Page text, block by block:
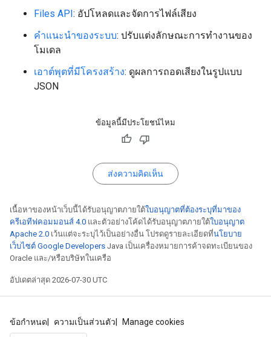
Files API: อัปโหลดและจัดการไฟล์เสียง
คำแนะนำของระบบ: ปรับแต่งลักษณะการทำงานของ
โมเดล
เอาต์พุตที่มีโครงสร้าง: ดูผลการถอดเสียงในรูปแบบ
JSON
ข้อมูลนี้มีประโยชน์ไหม
ส่งความคิดเห็น
เนื้อหาของหน้าเว็บนี้ได้รับอนุญาตภายใต้ใบอนุญาตที่ต้องระบุที่มาของ
ครีเอทีฟคอมมอนส์ 4.0 และตัวอย่างโค้ดได้รับอนุญาตภายใต้ใบอนุญาต
Apache 2.0 เว้นแต่จะระบุไว้เป็นอย่างอื่น โปรดดูรายละเอียดที่นโยบาย
เว็บไซต์ Google Developers Java เป็นเครื่องหมายการค้าจดทะเบียนของ
Oracle และ/หรือบริษัทในเครือ
อัปเดตล่าสุด 2026-07-30 UTC
ข้อกำหนด ความเป็นส่วนตัว Manage cookies